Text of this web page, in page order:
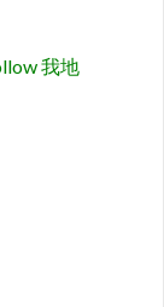
我地